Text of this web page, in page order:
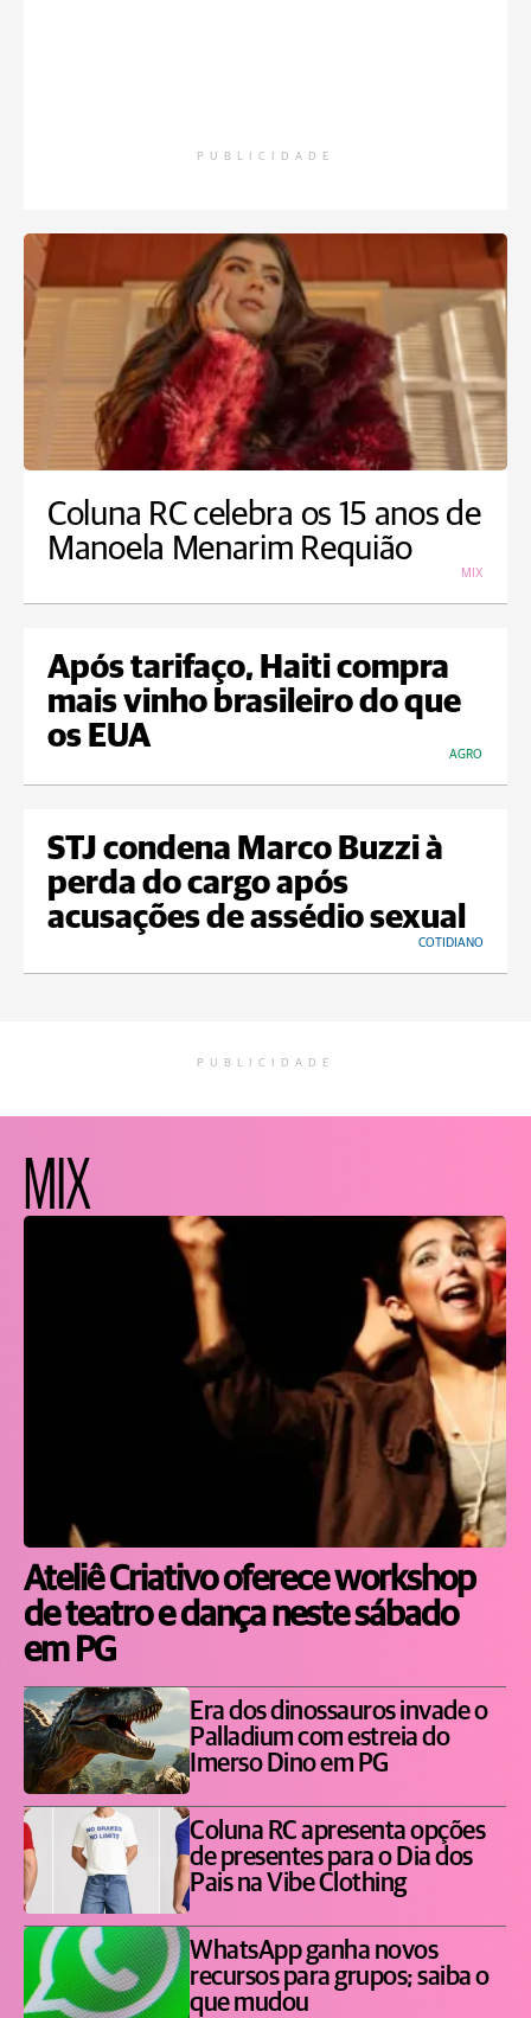
PUBLICIDADE
Coluna RC celebra os 15 anos de
Manoela Menarim Requião
MIX
Após tarifaço, Haiti compra
mais vinho brasileiro do que
os EUA
AGRO
STJ condena Marco Buzzi à
perda do cargo após
acusações de assédio sexual
COTIDIANO
PUBLICIDADE
MIX
Ateliê Criativo oferece workshop
de teatro e dança neste sábado
em PG
Era dos dinossauros invade o
Palladium com estreia do
Imerso Dino em PG
Coluna RC apresenta opções
de presentes para o Dia dos
Pais na Vibe Clothing
WhatsApp ganha novos
recursos para grupos; saiba o
que mudou